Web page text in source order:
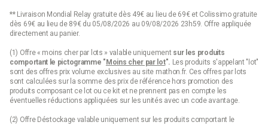
** Livraison Mondial Relay gratuite dès 49€ au lieu de 69€ et Colissimo gratuite
dès 69€ au lieu de 89€ du 05/08/2026 au 09/08/2026 23h59. Offre appliquée
directement au panier.
(1) Offre « moins cher par lots » valable uniquement sur les produits
comportant le pictogramme "Moins cher par lot". Les produits s'appelant "lot"
sont des offres prix volume exclusives au site mathon.fr. Ces offres par lots
sont calculées sur la somme des prix de référence hors promotion des
produits composant ce lot ou ce kit et ne prennent pas en compte les
éventuelles réductions appliquées sur les unités avec un code avantage.
(2) Offre Déstockage valable uniquement sur les produits comportant le